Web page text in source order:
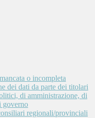
o incompleta
dei dati da parte dei titolari
di amministrazione, di
governo
regionali/provinciali